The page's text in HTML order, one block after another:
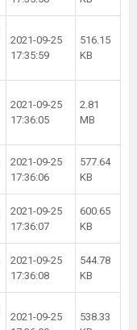
2021-09-25
17:35:59
516.15
KB
2021-09-25
17:36:05
2.81
MB
2021-09-25
17:36:06
577.64
KB
2021-09-25
17:36:07
600.65
KB
2021-09-25
17:36:08
544.78
KB
2021-09-25
538.33